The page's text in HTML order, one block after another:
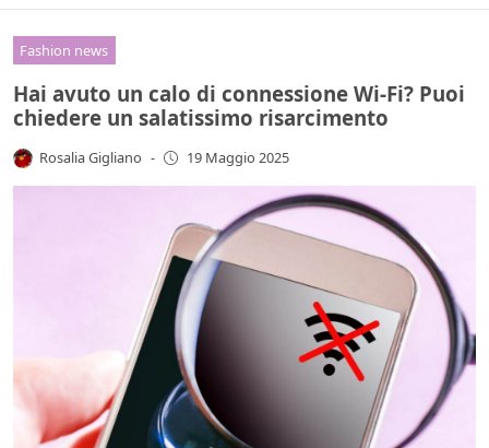
Fashion news
Hai avuto un calo di connessione Wi-Fi? Puoi
chiedere un salatissimo risarcimento
Rosalia Gigliano - 19 Maggio 2025